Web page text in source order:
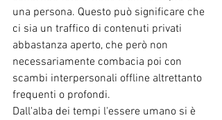
una persona. Questo può significare che
ci sia un traffico di contenuti privati
abbastanza aperto, che però non
necessariamente combacia poi con
scambi interpersonali offline altrettanto
frequenti o profondi.
Dall'alba dei tempi l'essere umano si è